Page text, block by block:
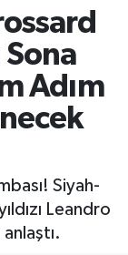
Adım
Siyah-
Leandro